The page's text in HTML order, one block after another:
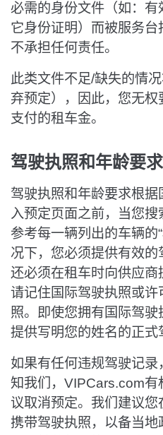
必需的身份文件（如：
它身份证明）而被服务
不承担任何责任。
此类文件不足/缺失的情
弃预定），因此，您无
支付的租车金。
驾驶执照和年龄要求
驾驶执照和年龄要求根
入预定页面之前，当您
参考每一辆列出的车辆的
况下，您必须提供有效
还必须在租车时向供应商
请记住国际驾驶执照或
照。即使您拥有国际驾
提供写明您的姓名的正式
如果有任何违规驾驶记
知我们，VIPCars.com
议取消预定。我们建议您
携带驾驶执照，以备当